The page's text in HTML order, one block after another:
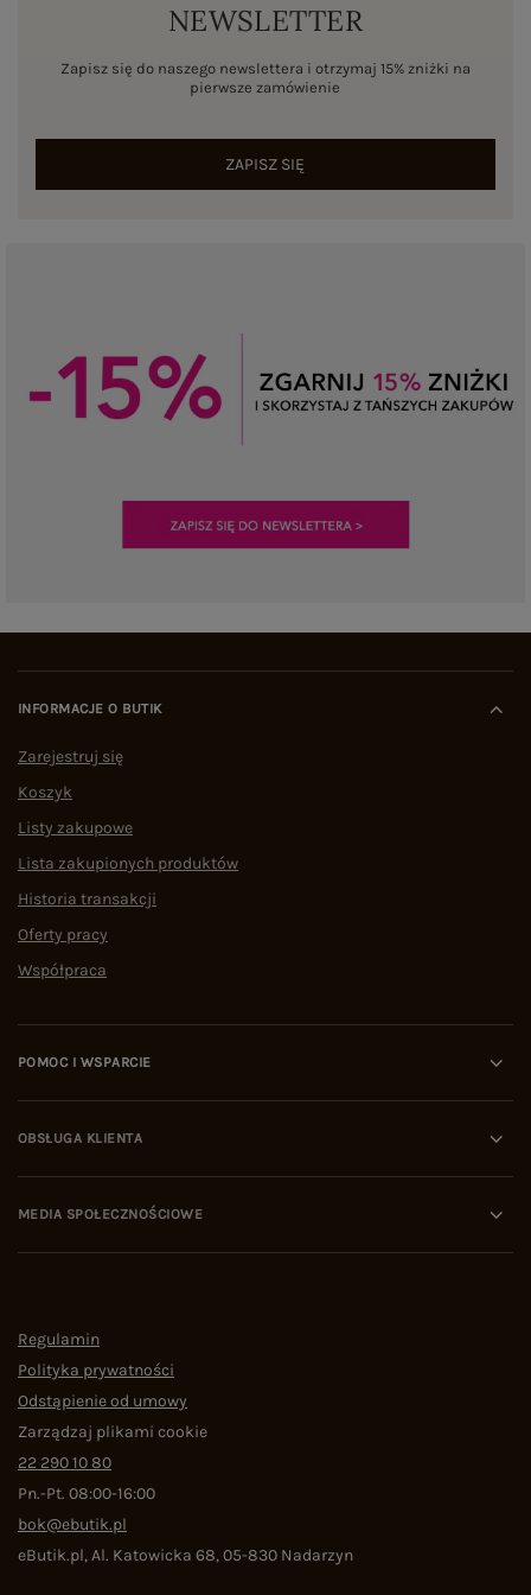
NEWSLETTER
Zapisz się do naszego newslettera i otrzymaj 15% zniżki na
pierwsze zamówienie
ZAPISZ SIĘ
INFORMACJE O BUTIK
Zarejestruj się
Koszyk
Listy zakupowe
Lista zakupionych produktów
Historia transakcji
Oferty pracy
Współpraca
POMOC I WSPARCIE
OBSŁUGA KLIENTA
MEDIA SPOŁECZNOŚCIOWE
Regulamin
Polityka prywatności
Odstąpienie od umowy
Zarządzaj plikami cookie
22 290 10 80
Pn.-Pt. 08:00-16:00
bok@ebutik.pl
eButik.pl,Al. Katowicka 68,05-830 Nadarzyn